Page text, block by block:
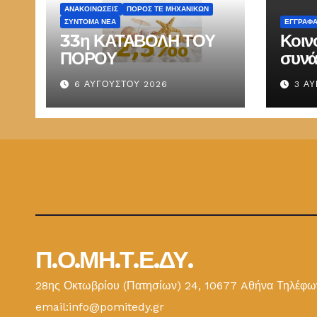
ΑΝΑΚΟΙΝΏΣΕΙΣ
ΠΌΡΟΣ ΤΕ ΜΗΧΑΝΙΚΏΝ
ΣΎΝΤΟΜΑ ΝΈΑ
33η ΚΑΤΑΒΟΛΗ ΤΟΥ
ΠΟΡΟΥ
6 ΑΥΓΟΎΣΤΟΥ 2026 3
Π.Ο.ΜΗ.Τ.Ε.ΔΥ.
28ης Οκτωβρίου (Πατησίων) 24, 10677 Aθήνα
email:info@pomitedy.gr